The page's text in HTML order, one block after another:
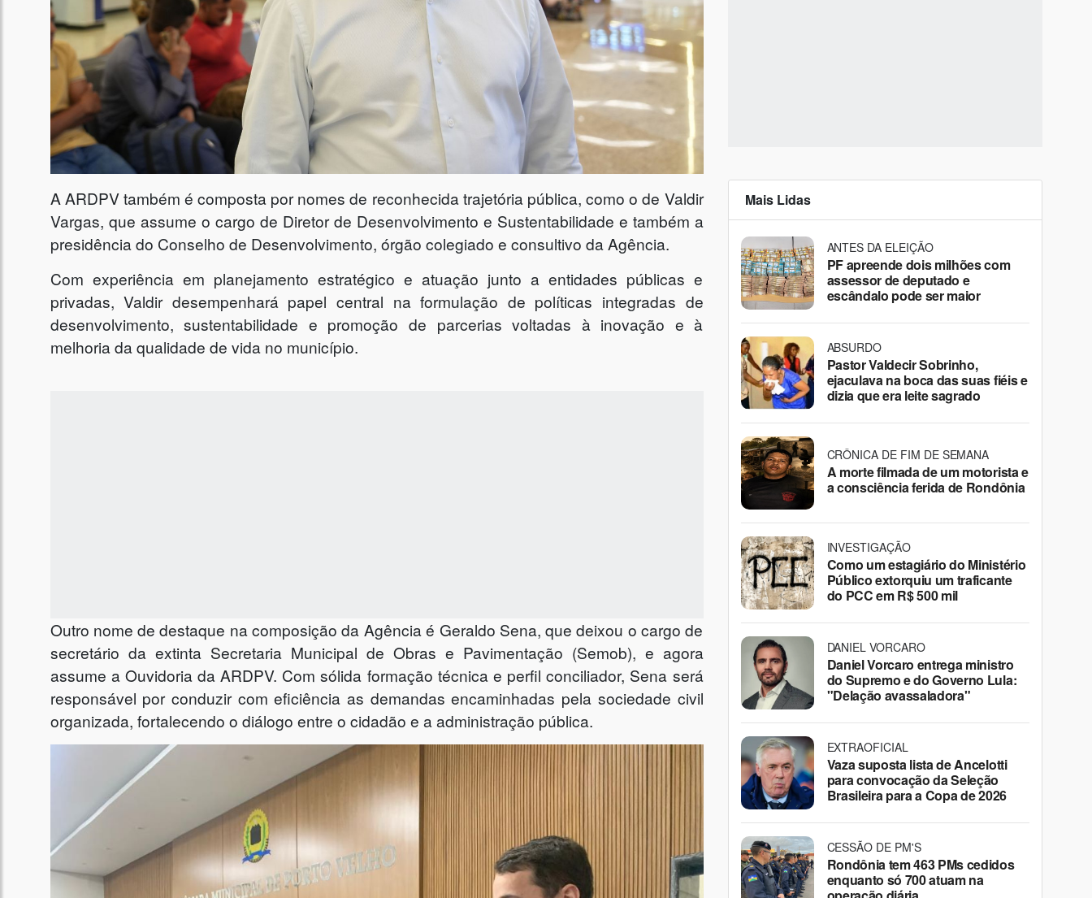
A ARDPV também é composta por nomes de reconhecida trajetória pública, como o de Valdir
Vargas, que assume o cargo de Diretor de Desenvolvimento e Sustentabilidade e também a
presidência do Conselho de Desenvolvimento, órgão colegiado e consultivo da Agência.
Com experiência em planejamento estratégico e atuação junto a entidades públicas e
privadas, Valdir desempenhará papel central na formulação de políticas integradas de
desenvolvimento, sustentabilidade e promoção de parcerias voltadas à inovação e à
melhoria da qualidade de vida no município.
Outro nome de destaque na composição da Agência é Geraldo Sena, que deixou o cargo de
secretário da extinta Secretaria Municipal de Obras e Pavimentação (Semob), e agora
assume a Ouvidoria da ARDPV. Com sólida formação técnica e perfil conciliador, Sena será
responsável por conduzir com eficiência as demandas encaminhadas pela sociedade civil
organizada, fortalecendo o diálogo entre o cidadão e a administração pública.
Mais Lidas
ANTES DA ELEIÇÃO
PF apreende dois milhões com
assessor de deputado e
escândalo pode ser maior
ABSURDO
Pastor Valdecir Sobrinho,
ejaculava na boca das suas fiéis e
dizia que era leite sagrado
CRÔNICA DE FIM DE SEMANA
A morte filmada de um motorista e
a consciência ferida de Rondônia
INVESTIGAÇÃO
Como um estagiário do Ministério
Público extorquiu um traficante
do PCC em R$ 500 mil
DANIEL VORCARO
Daniel Vorcaro entrega ministro
do Supremo e do Governo Lula:
"Delação avassaladora"
EXTRAOFICIAL
Vaza suposta lista de Ancelotti
para convocação da Seleção
Brasileira para a Copa de 2026
CESSÃO DE PM'S
Rondônia tem 463 PMs cedidos
enquanto só 700 atuam na